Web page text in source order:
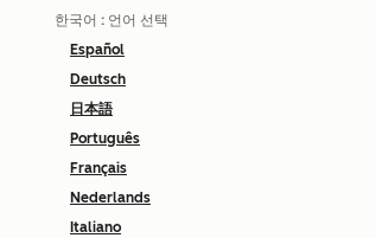
한국어 : 언어 선택
Español
Deutsch
日本語
Português
Français
Nederlands
Italiano